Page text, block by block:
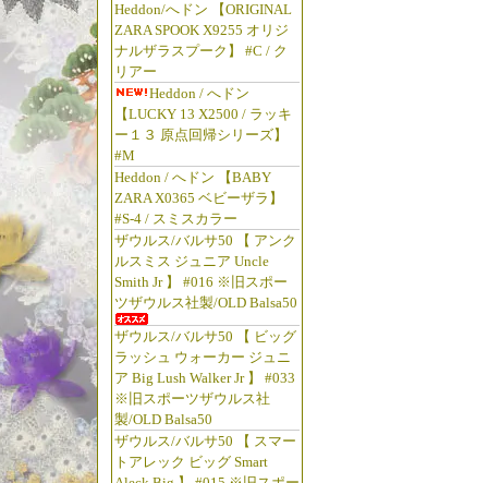
Heddon/へドン 【ORIGINAL
ZARA SPOOK X9255 オリジ
ナルザラスプーク】 #C / ク
リアー
Heddon / へドン
【LUCKY 13 X2500 / ラッキ
ー１３ 原点回帰シリーズ】
#M
Heddon / へドン 【BABY
ZARA X0365 ベビーザラ】
#S-4 / スミスカラー
ザウルス/バルサ50 【 アンク
ルスミス ジュニア Uncle
Smith Jr 】 #016 ※旧スポー
ツザウルス社製/OLD Balsa50
ザウルス/バルサ50 【 ビッグ
ラッシュ ウォーカー ジュニ
ア Big Lush Walker Jr 】 #033
※旧スポーツザウルス社
製/OLD Balsa50
ザウルス/バルサ50 【 スマー
トアレック ビッグ Smart